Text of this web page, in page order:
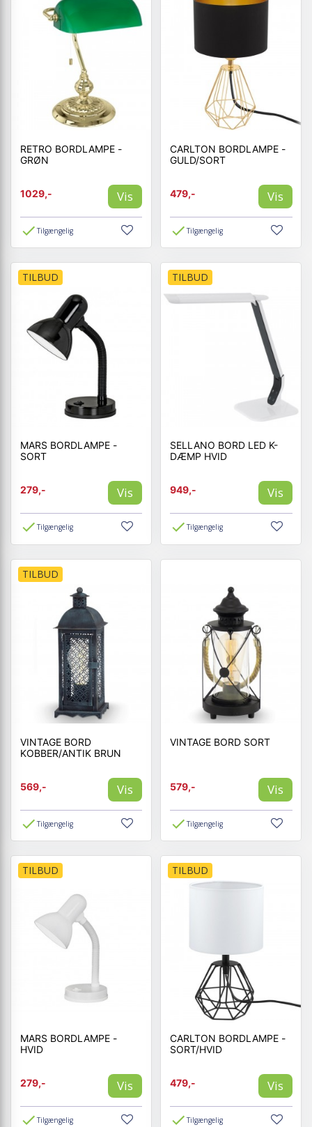
RETRO BORDLAMPE -
GRØN
1029,- Vis
Tilgængelig
CARLTON BORDLAMPE -
GULD/SORT
479,- Vis
Tilgængelig
TILBUD
MARS BORDLAMPE -
SORT
279,- Vis
Tilgængelig
TILBUD
SELLANO BORD LED K-
DÆMP HVID
949,- Vis
Tilgængelig
TILBUD
VINTAGE BORD
KOBBER/ANTIK BRUN
569,- Vis
Tilgængelig
VINTAGE BORD SORT
579,- Vis
Tilgængelig
TILBUD
MARS BORDLAMPE -
HVID
279,- Vis
Tilgængelig
TILBUD
CARLTON BORDLAMPE -
SORT/HVID
479,- Vis
Tilgængelig